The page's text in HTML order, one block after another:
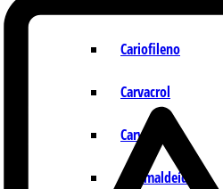
Cariofileno
Carvacrol
Carvona
Cinamaldeído